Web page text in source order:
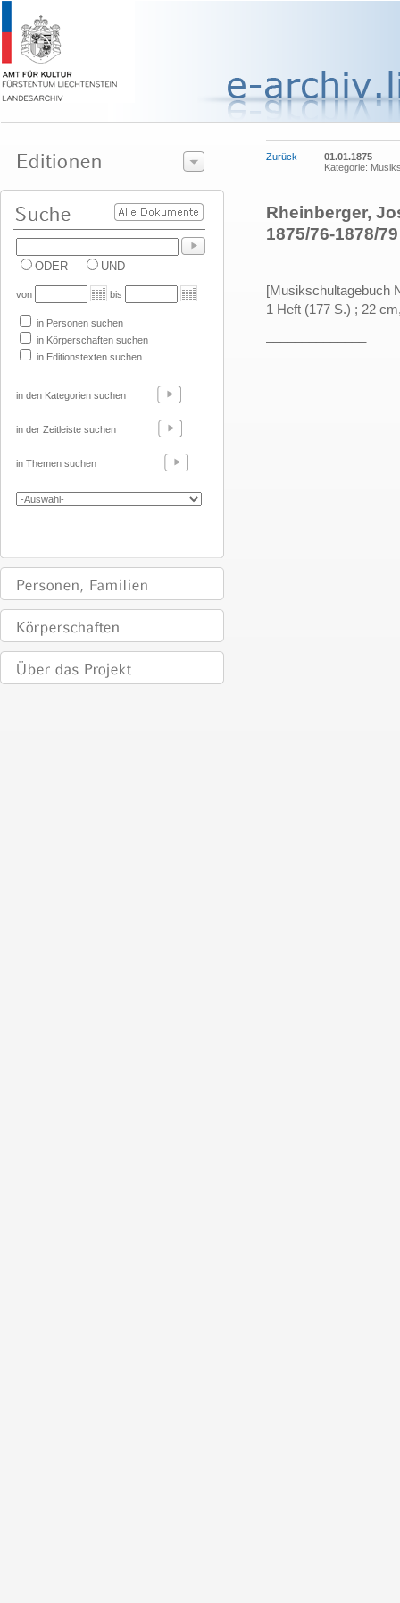
ODER UND
von bis
in Personen suchen
in Körperschaften suchen
in Editionstexten suchen
in den Kategorien suchen
in der Zeitleiste suchen
in Themen suchen
Zurück
01.01.1875
Kategorie:
Rheinberger,
1875/76-1878/79
[Musikschultagebuch
1 Heft (177 S.) ; 22